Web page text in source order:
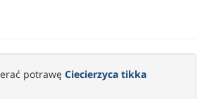
potrawę Ciecierzyca tikka